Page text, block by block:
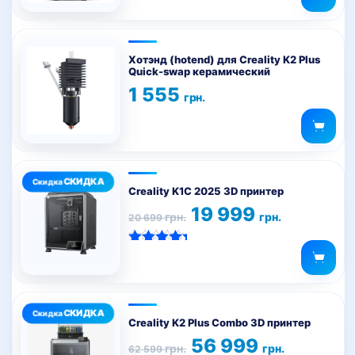
Хотэнд (hotend) для Creality K2 Plus
Quick-swap керамический
1 555 грн.
Creality K1C 2025 3D принтер
20 699грн.
Первоначальная
цена
составляла
19 999 грн.
Текущая
цена:
19
Creality K2 Plus Combo 3D принтер
62 599грн.
Первоначальная
56 999 грн.
Текущая